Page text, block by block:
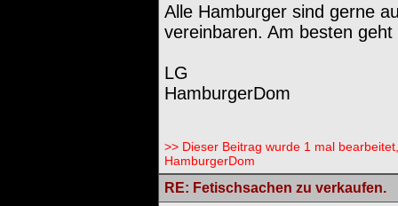
Alle Hamburger sind gerne
vereinbaren. Am besten
LG
HamburgerDom
>> Dieser Beitrag wurde 1 mal
HamburgerDom
RE: Fetischsachen zu verkaufen.